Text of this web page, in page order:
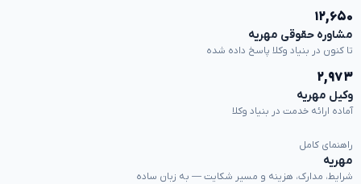
۱۲,۶۵۰
مشاوره حقوقی مهریه
تا کنون در بنیاد وکلا پاسخ داده شده
۲,۹۷۳
وکیل مهریه
آماده ارائه خدمت در بنیاد وکلا
راهنمای کامل
مهریه
شرایط، مدارک، هزینه و مسیر شکایت — به زبان ساده